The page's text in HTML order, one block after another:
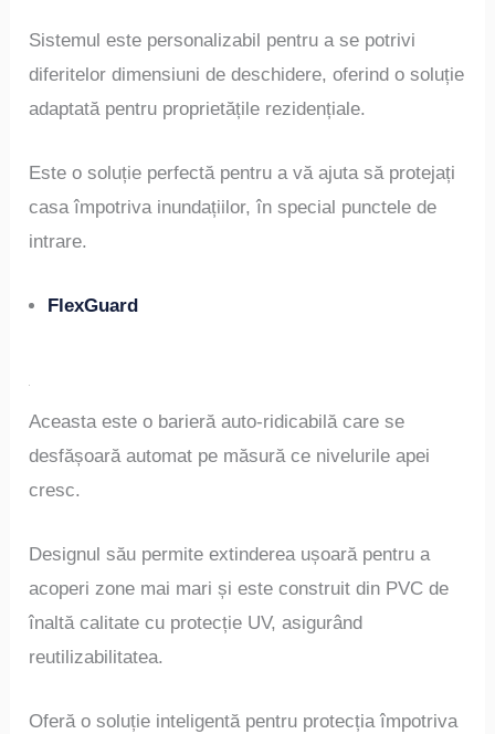
Sistemul este personalizabil pentru a se potrivi
diferitelor dimensiuni de deschidere, oferind o soluție
adaptată pentru proprietățile rezidențiale.
Este o soluție perfectă pentru a vă ajuta să protejați
casa împotriva inundațiilor, în special punctele de
intrare.
FlexGuard
Aceasta este o barieră auto-ridicabilă care se
desfășoară automat pe măsură ce nivelurile apei
cresc.
Designul său permite extinderea ușoară pentru a
acoperi zone mai mari și este construit din PVC de
înaltă calitate cu protecție UV, asigurând
reutilizabilitatea.
Oferă o soluție inteligentă pentru protecția împotriva